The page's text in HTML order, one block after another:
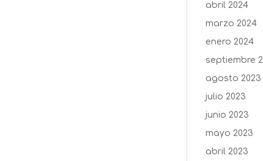
abril 2024
marzo 2024
enero 2024
septiembre
agosto 2023
julio 2023
junio 2023
mayo 2023
abril 2023